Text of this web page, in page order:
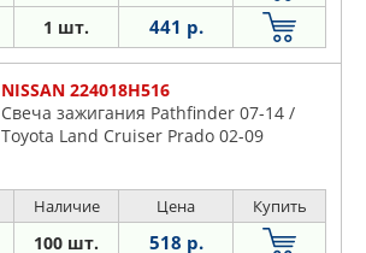
1 шт. 441 р.
NISSAN 224018H516
Свеча зажигания Pathfinder 07-14 /
Toyota Land Cruiser Prado 02-09
Наличие Цена Купить
100 шт. 518 р.